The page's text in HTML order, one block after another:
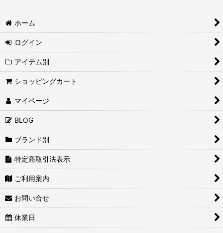
ホーム
ログイン
アイテム別
ショッピングカート
マイページ
BLOG
ブランド別
特定商取引法表示
ご利用案内
お問い合せ
休業日